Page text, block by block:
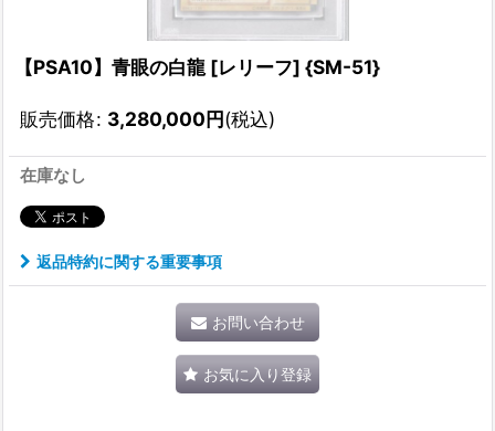
【PSA10】青眼の白龍 [レリーフ] {SM-51}
販売価格: 3,280,000円(税込)
在庫なし
返品特約に関する重要事項
お問い合わせ
お気に入り登録